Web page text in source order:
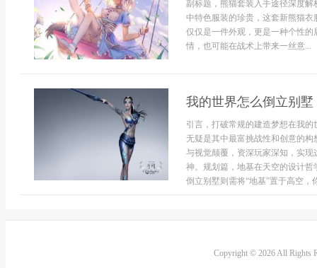
副标题，熊猫套装入手途径深度
中特色服装的珍贵，这套新熊猫
仅仅是一件外观，更是一种个性
情，也可能在战术上带来一丝意...
我的世界怎么倒立别
引言，打破常规的建造梦想在我
无疑是其中最富挑战性和创意的
与视觉颠覆，资深玩家深知，实
神。规划篇，地基在天空的设计
倒立别墅则需将“地基”置于高空，
Copyright © 2026 All Rights